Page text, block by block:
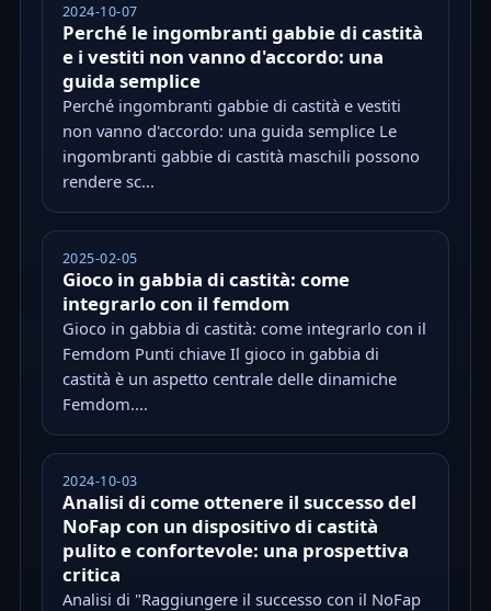
2024-10-07
Perché le ingombranti gabbie di castità
e i vestiti non vanno d'accordo: una
guida semplice
Perché ingombranti gabbie di castità e vestiti
non vanno d'accordo: una guida semplice Le
ingombranti gabbie di castità maschili possono
rendere sc...
2025-02-05
Gioco in gabbia di castità: come
integrarlo con il femdom
Gioco in gabbia di castità: come integrarlo con il
Femdom Punti chiave Il gioco in gabbia di
castità è un aspetto centrale delle dinamiche
Femdom....
2024-10-03
Analisi di come ottenere il successo del
NoFap con un dispositivo di castità
pulito e confortevole: una prospettiva
critica
Analisi di "Raggiungere il successo con il NoFap